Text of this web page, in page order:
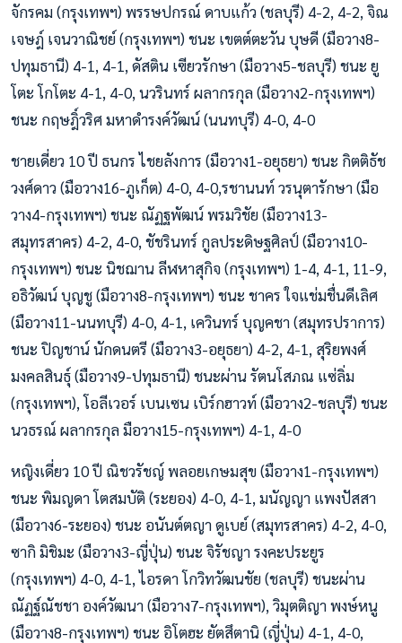
จักรคม (กรุงเทพฯ) พรรษปกรณ์ ดาบแก้ว (ชลบุรี) 4-2, 4-2, จิณ
เจษฎ์ เจนวาณิชย์ (กรุงเทพฯ) ชนะ เขตต์ตะวัน บุษดี (มือวาง8-
ปทุมธานี) 4-1, 4-1, ดัสติน เฃียวรักษา (มือวาง5-ชลบุรี) ชนะ ยู
โตะ โกโตะ 4-1, 4-0, นวรินทร์ ผลากรกุล (มือวาง2-กรุงเทพฯ)
ชนะ กฤษฎิ์วริศ มหาดำรงค์วัฒน์ (นนทบุรี) 4-0, 4-0
ชายเดี่ยว 10 ปี ธนกร ไชยลังการ (มือวาง1-อยุธยา) ชนะ กิตติธัช
วงศ์ดาว (มือวาง16-ภูเก็ต) 4-0, 4-0,รชานนท์ วรนุตารักษา (มือ
วาง4-กรุงเทพฯ) ชนะ ณัฏฐพัฒน์ พรมวิชัย (มือวาง13-
สมุทรสาคร) 4-2, 4-0, ชัชรินทร์ กูลประดิษฐศิลป์ (มือวาง10-
กรุงเทพฯ) ชนะ นิชฌาน ลีฬหาสุกิจ (กรุงเทพฯ) 1-4, 4-1, 11-9,
อธิวัฒน์ บุญชู (มือวาง8-กรุงเทพฯ) ชนะ ชาคร ใจแช่มชื่นดีเลิศ
(มือวาง11-นนทบุรี) 4-0, 4-1, เควินทร์ บุญคชา (สมุทรปราการ)
ชนะ ปิญชาน์ นักดนตรี (มือวาง3-อยุธยา) 4-2, 4-1, สุริยพงศ์
มงคลสินธุ์ (มือวาง9-ปทุมธานี) ชนะผ่าน รัตนโสภณ แซ่ลิ่ม
(กรุงเทพฯ), โอลีเวอร์ เบนเซน เบิร์กฮาวท์ (มือวาง2-ชลบุรี) ชนะ
นวธรณ์ ผลากรกุล มือวาง15-กรุงเทพฯ) 4-1, 4-0
หญิงเดี่ยว 10 ปี ณิชวรัชญ์ พลอยเกษมสุข (มือวาง1-กรุงเทพฯ)
ชนะ พิมญดา โตสมบัติ (ระยอง) 4-0, 4-1, มนัญญา แพงปัสสา
(มือวาง6-ระยอง) ชนะ อนันต์ตญา ดูเบย์ (สมุทรสาคร) 4-2, 4-0,
ซากิ มิชิมะ (มือวาง3-ญี่ปุ่น) ชนะ จิรัชญา รงคะประยูร
(กรุงเทพฯ) 4-0, 4-1, ไอรดา โกวิทวัฒนชัย (ชลบุรี) ชนะผ่าน
ณัฏฐ์ณัชชา องค์วัฒนา (มือวาง7-กรุงเทพฯ), วิมุตติญา พงษ์หนู
(มือวาง8-กรุงเทพฯ) ชนะ อิโตฮะ ยัตสึตานิ (ญี่ปุ่น) 4-1, 4-0,